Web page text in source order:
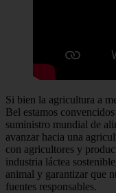
Si bien la agricultura a
Bel estamos
suministro mundial de
avanzar hacia una
con agricultores y
industria láctea
animal y garantizar que
fuentes responsables.